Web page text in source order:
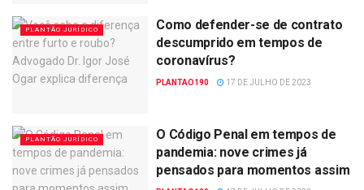
PLANTÃO JURÍDICO
Como defender-se de contrato
descumprido em tempos de
coronavírus?
PLANTAO190 17 DE JULHO DE 2023
PLANTÃO JURÍDICO
O Código Penal em tempos de
pandemia: nove crimes já
pensados para momentos assim